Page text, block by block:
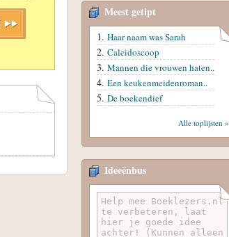
Meest getipt
Haar naam was Sarah
Caleidoscoop
Mannen die vrouwen haten..
Een keukenmeidenroman..
De boekendief
Alle toplijsten »
Ideeënbus